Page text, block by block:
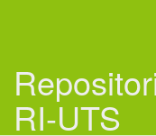
RI-UTS